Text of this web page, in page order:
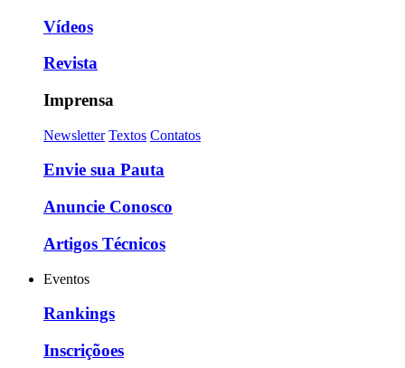
Vídeos
Revista
Imprensa
Newsletter Textos Contatos
Envie sua Pauta
Anuncie Conosco
Artigos Técnicos
Eventos
Rankings
Inscriçõoes